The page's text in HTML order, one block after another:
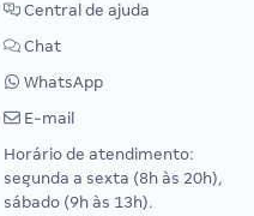
Central de ajuda
Chat
WhatsApp
E-mail
Horário de atendimento:
segunda a sexta (8h às 20h),
sábado (9h às 13h).